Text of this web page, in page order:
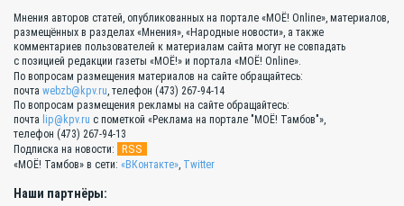
Мнения авторов статей, опубликованных на портале «МОЁ! Online», материалов,
размещённых в разделах «Мнения», «Народные новости», а также
комментариев пользователей к материалам сайта могут не совпадать
с позицией редакции газеты «МОЁ!» и портала «МОЁ! Online».
По вопросам размещения материалов на сайте обращайтесь:
почта webzb@kpv.ru, телефон (473) 267-94-14
По вопросам размещения рекламы на сайте обращайтесь:
почта lip@kpv.ru с пометкой «Реклама на портале "МОЁ! Тамбов"»,
телефон (473) 267-94-13
Подписка на новости:
RSS
«МОЁ! Тамбов» в сети: «ВКонтакте», Twitter
Наши партнёры: